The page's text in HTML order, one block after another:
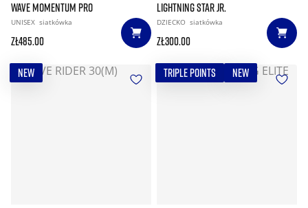
WAVE MOMENTUM PRO
UNISEX siatkówka
zł485.00
LIGHTNING STAR JR.
DZIECKO siatkówka
zł300.00
NEW TRIPLE POINTS NEW